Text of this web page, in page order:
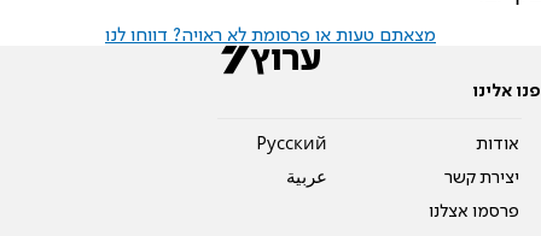
מצאתם טעות או פרסומת לא ראויה? דווחו לנו
פנו אלינו
אודות
יצירת קשר
פרסמו אצלנו
Pусский
عربية